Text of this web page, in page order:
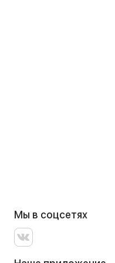
Мы в соцсетях